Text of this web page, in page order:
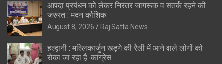
आपदा प्रबंधन को लेकर निरंतर जागरूक व सतर्क रहने की
जरुरत : मदन कौशिक
August 8, 2026 Raj Satta News
हल्द्वानी : मल्लिकार्जुन खड़गे की रैली में आने वाले लोगों को
रोका जा रहा है: कांग्रेस